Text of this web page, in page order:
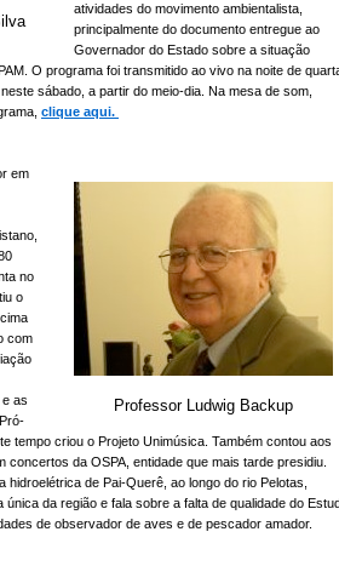
atividades do movimento ambientalista,
principalmente do documento entregue ao
Governador do Estado sobre a situação
O programa foi transmitido ao vivo na noite de
sábado, a partir do meio-dia. Na mesa de som,
clique aqui.
Professor Ludwig Backup
em
no
o
com
as
tempo criou o Projeto Unimúsica. Também contou aos
concertos da OSPA, entidade que mais tarde presidiu.
de Pai-Querê, ao longo do rio Pelotas,
da região e fala sobre a falta de qualidade do
de observador de aves e de pescador amador.